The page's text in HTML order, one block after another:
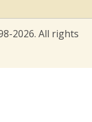
2026. All rights